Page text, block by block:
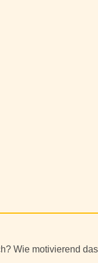
Wie motivierend das